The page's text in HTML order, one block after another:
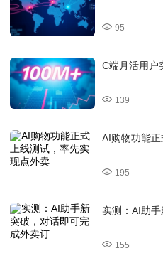
95
C端月活用户
139
AI购物功能
195
实测：AI助
155